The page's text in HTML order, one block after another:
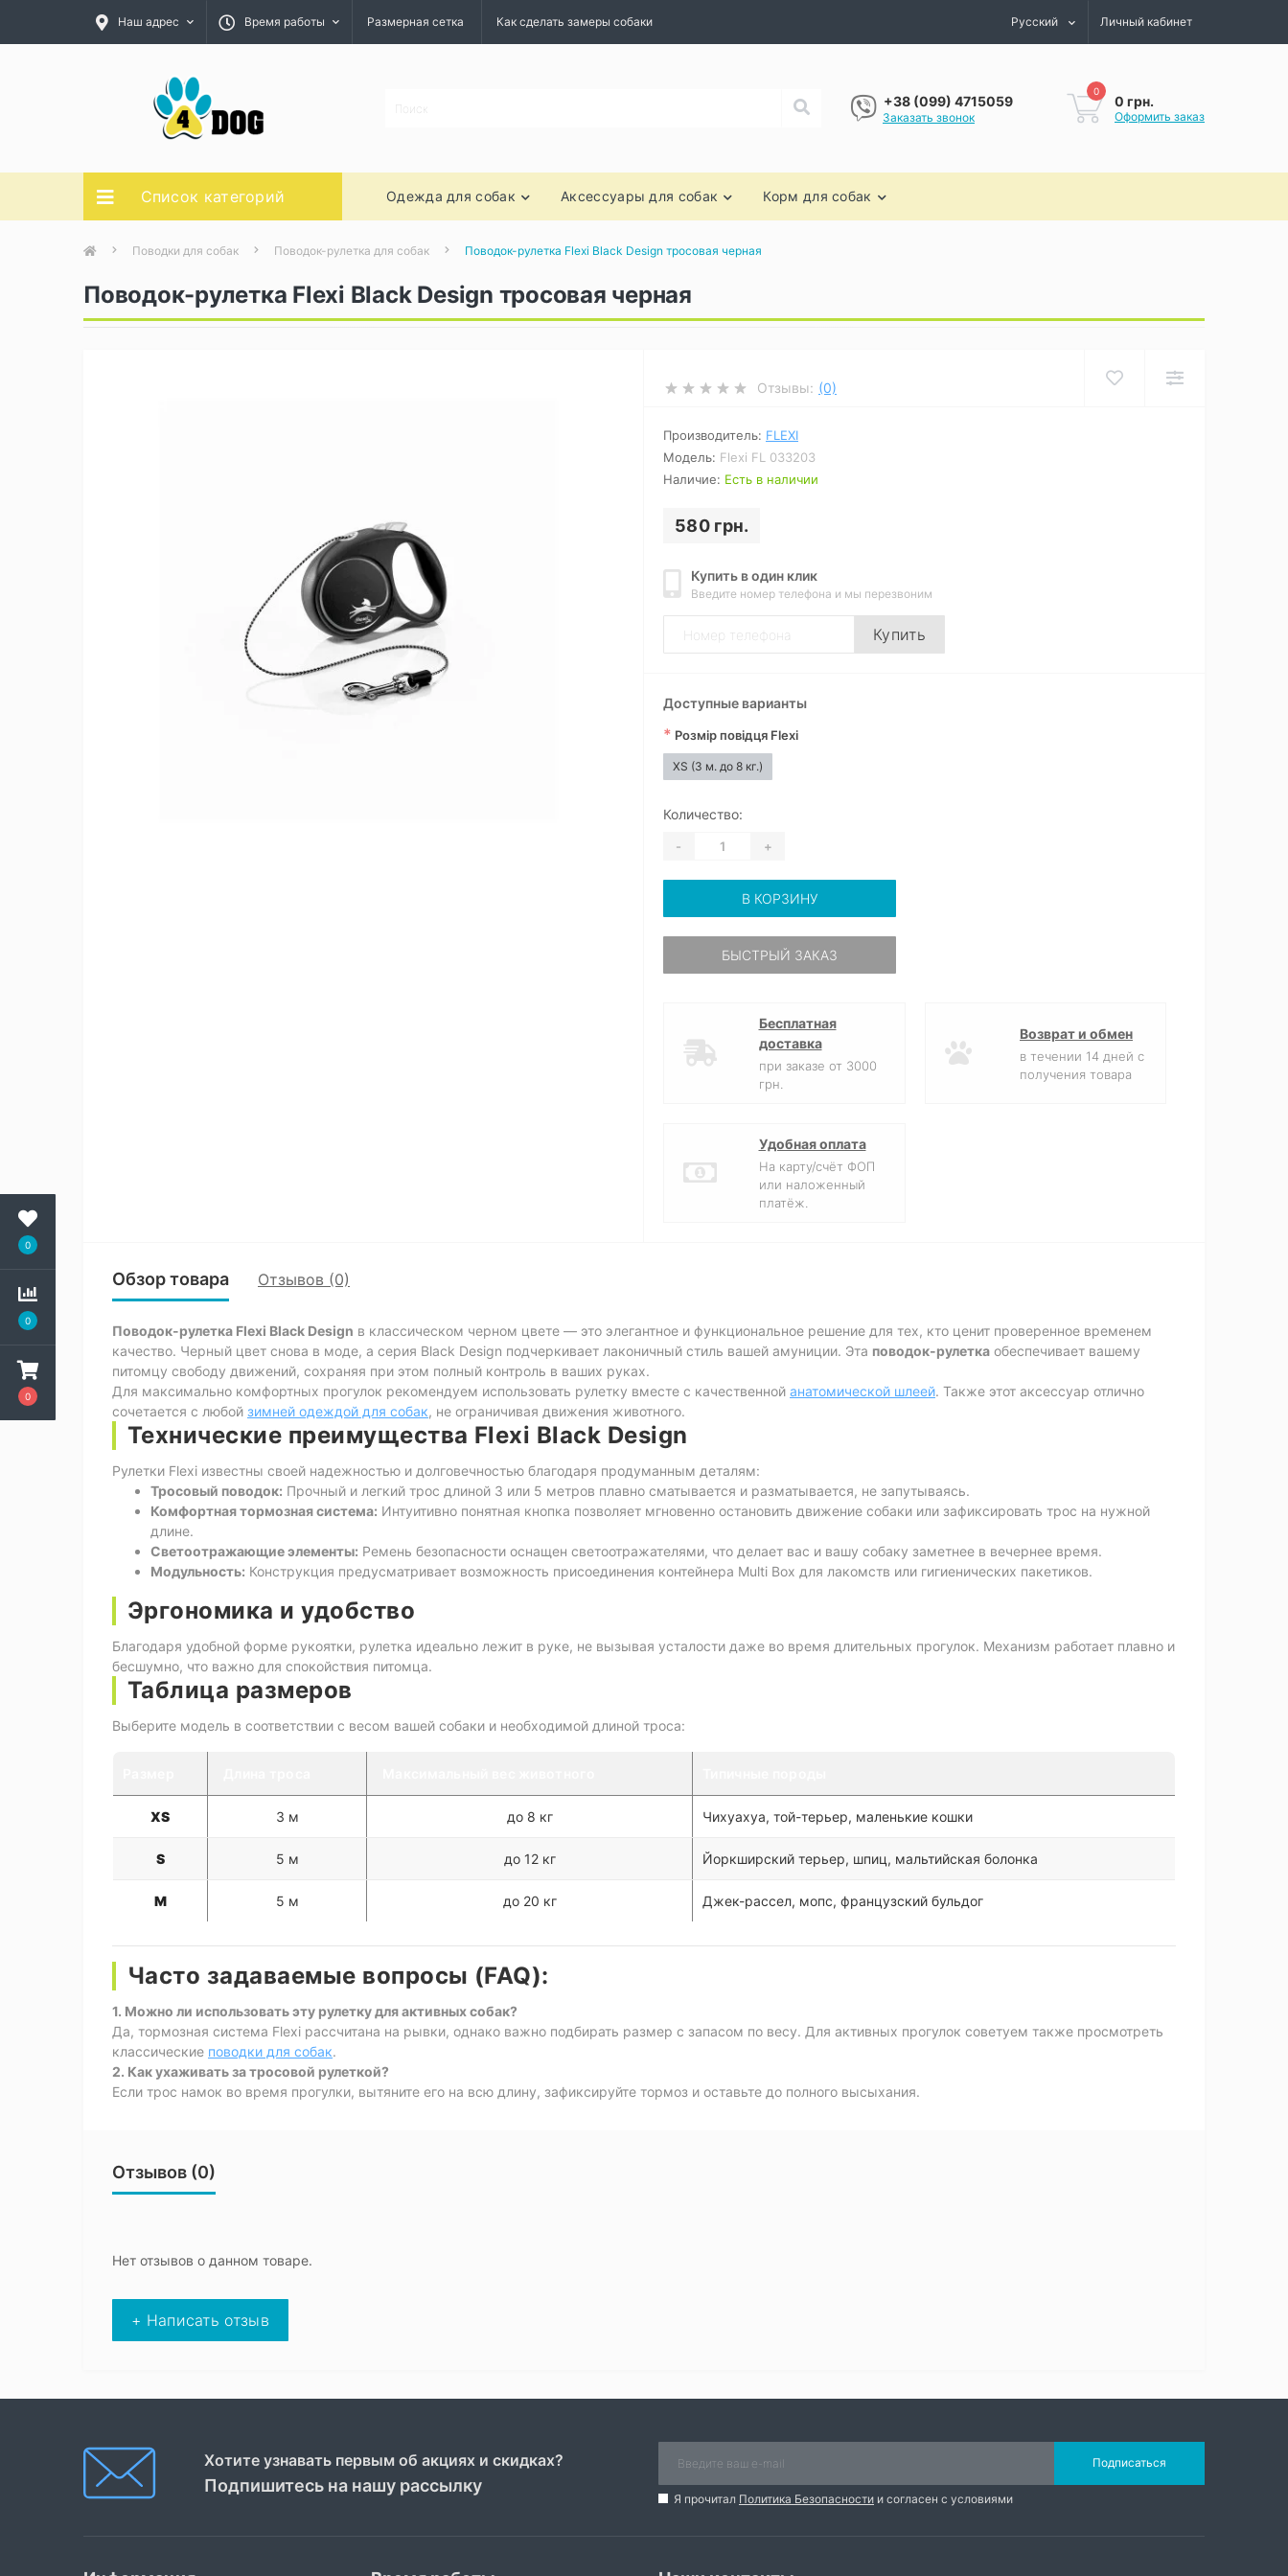
0
0
0
Наш адрес Время работы Размерная сетка Как сделать замеры собаки Русский Личный кабинет
+38 (099) 4715059
Заказать звонок
0
0 грн.
Оформить заказ
Список категорий Одежда для собак Аксессуары для собак Корм для собак
Поводки для собак Поводок-рулетка для собак Поводок-рулетка Flexi Black Design тросовая черная
Поводок-рулетка Flexi Black Design тросовая черная
Отзывы: (0)
Производитель: FLEXI
Модель: Flexi FL 033203
Наличие: Есть в наличии
580 грн.
Купить в один клик
Введите номер телефона и мы перезвоним
Купить
Доступные варианты
* Розмір повідця Flexi
XS (3 м. до 8 кг.)
Количество:
- +
В КОРЗИНУ
БЫСТРЫЙ ЗАКАЗ
Бесплатная
доставка
при заказе от 3000
грн.
Возврат и обмен
в течении 14 дней с
получения товара
Удобная оплата
На карту/счёт ФОП
или наложенный
платёж.
Обзор товара Отзывов (0)
Поводок-рулетка Flexi Black Design в классическом черном цвете — это элегантное и функциональное решение для тех, кто ценит проверенное временем
качество. Черный цвет снова в моде, а серия Black Design подчеркивает лаконичный стиль вашей амуниции. Эта поводок-рулетка обеспечивает вашему
питомцу свободу движений, сохраняя при этом полный контроль в ваших руках.
Для максимально комфортных прогулок рекомендуем использовать рулетку вместе с качественной анатомической шлеей. Также этот аксессуар отлично
сочетается с любой зимней одеждой для собак, не ограничивая движения животного.
Технические преимущества Flexi Black Design
Рулетки Flexi известны своей надежностью и долговечностью благодаря продуманным деталям:
Тросовый поводок: Прочный и легкий трос длиной 3 или 5 метров плавно сматывается и разматывается, не запутываясь.
Комфортная тормозная система: Интуитивно понятная кнопка позволяет мгновенно остановить движение собаки или зафиксировать трос на нужной
длине.
Светоотражающие элементы: Ремень безопасности оснащен светоотражателями, что делает вас и вашу собаку заметнее в вечернее время.
Модульность: Конструкция предусматривает возможность присоединения контейнера Multi Box для лакомств или гигиенических пакетиков.
Эргономика и удобство
Благодаря удобной форме рукоятки, рулетка идеально лежит в руке, не вызывая усталости даже во время длительных прогулок. Механизм работает плавно и
бесшумно, что важно для спокойствия питомца.
Таблица размеров
Выберите модель в соответствии с весом вашей собаки и необходимой длиной троса:
XS 3 м до 8 кг Чихуахуа, той-терьер, маленькие кошки
S 5 м до 12 кг Йоркширский терьер, шпиц, мальтийская болонка
M 5 м до 20 кг Джек-рассел, мопс, французский бульдог
Часто задаваемые вопросы (FAQ):
1. Можно ли использовать эту рулетку для активных собак?
Да, тормозная система Flexi рассчитана на рывки, однако важно подбирать размер с запасом по весу. Для активных прогулок советуем также просмотреть
классические поводки для собак.
2. Как ухаживать за тросовой рулеткой?
Если трос намок во время прогулки, вытяните его на всю длину, зафиксируйте тормоз и оставьте до полного высыхания.
Отзывов (0)
Нет отзывов о данном товаре.
+ Написать отзыв
Хотите узнавать первым об акциях и скидках?
Подпишитесь на нашу рассылку
Подписаться
Я прочитал Политика Безопасности и согласен с условиями